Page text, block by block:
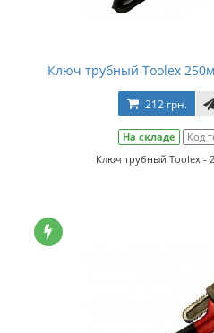
Ключ трубный Toolex
212 грн.
На складе Код
Ключ трубный Toolex -